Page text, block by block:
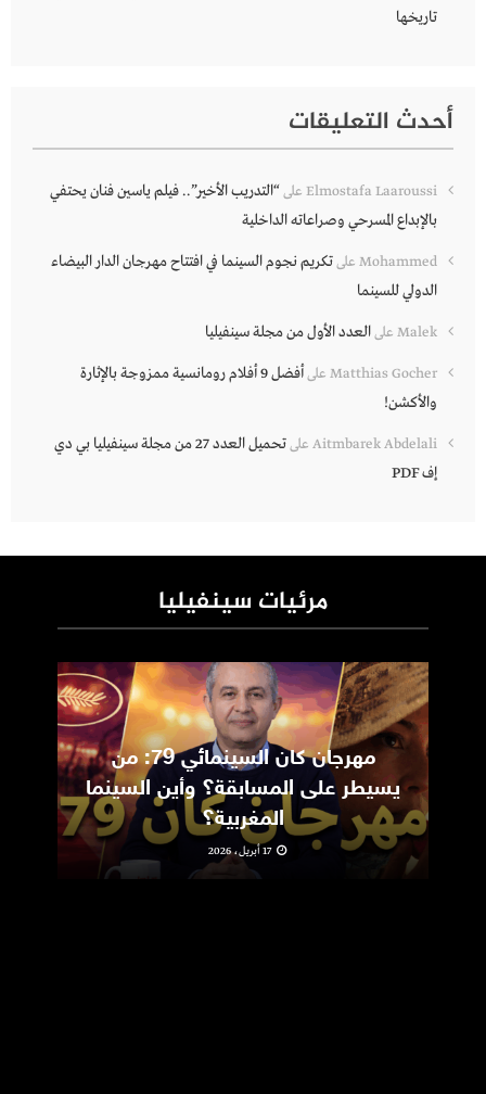
تاريخها
أحدث التعليقات
Elmostafa Laaroussi على“التدريب الأخير”.. فيلم ياسين فنان يحتفي
بالإبداع المسرحي وصراعاته الداخلية
Mohammed علىتكريم نجوم السينما في افتتاح مهرجان الدار البيضاء
الدولي للسينما
Malek علىالعدد الأول من مجلة سينفيليا
Matthias Gocher على
أفضل 9 أفلام رومانسية ممزوجة بالإثارة
والأكشن!
Aitmbarek Abdelali على
تحميل العدد 27 من مجلة سينفيليا بي دي
إف PDF
مرئيات سينفيليا
مهرجان كان السينمائي 79: من
يسيطر على المسابقة؟ وأين السينما
المغربية؟
17 أبريل، 2026